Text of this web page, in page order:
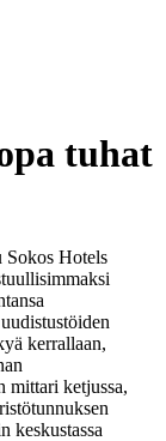
tuhat
Sokos Hotels
kerrallaan,
mittari ketjussa,
keskustassa